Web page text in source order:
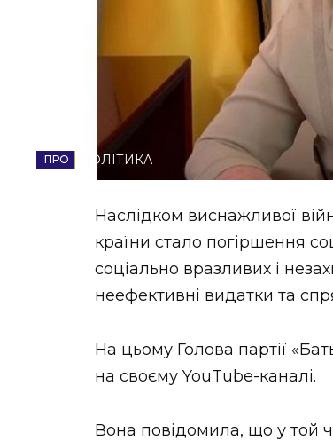
ФОТО
ВІДЕОПОЛІТИКА
Наслідком виснажливої
країни стало погіршення
соціально вразливих і
неефективні видатки та
На цьому Голова партії
на своєму YouTube-каналі.
Вона повідомила, що у той